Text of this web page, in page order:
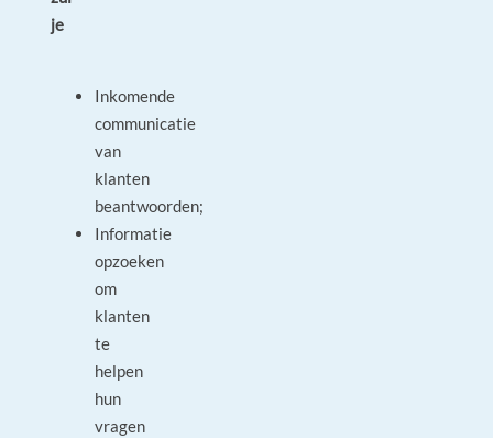
je
Inkomende
communicatie
van
klanten
beantwoorden;
Informatie
opzoeken
om
klanten
te
helpen
hun
vragen